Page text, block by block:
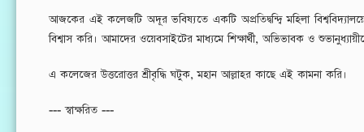
আজকের এই কলেজটি অদূর ভবিষ্যতে একটি অপ্রতিদ্বন্দ্বি মহিলা
বিশ্বাস করি। আমাদের ওয়েবসাইটের মাধ্যমে শিক্ষার্থী, অভিভাবক ও
এ কলেজের উত্তরোত্তর শ্রীবৃদ্ধি ঘটুক, মহান আল্লাহর কাছে এই কামনা করি।
--- স্বাক্ষরিত ---